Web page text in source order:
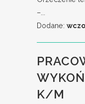
–...
Dodane:
K/M